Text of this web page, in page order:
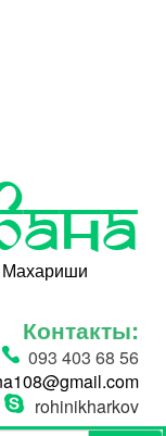
Контакты:
093 403 68 56
rohinikharkov